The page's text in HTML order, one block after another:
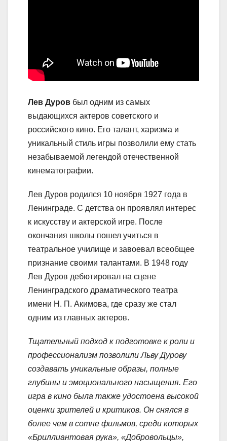
Лев Дуров был одним из самых
выдающихся актеров советского и
российского кино. Его талант, харизма и
уникальный стиль игры позволили ему стать
незабываемой легендой отечественной
кинематографии.
Лев Дуров родился 10 ноября 1927 года в
Ленинграде. С детства он проявлял интерес
к искусству и актерской игре. После
окончания школы пошел учиться в
театральное училище и завоевал всеобщее
признание своими талантами. В 1948 году
Лев Дуров дебютировал на сцене
Ленинградского драматического театра
имени Н. П. Акимова, где сразу же стал
одним из главных актеров.
Тщательный подход к подготовке к роли и
профессионализм позволили Льву Дурову
создавать уникальные образы, полные
глубины и эмоционального насыщения. Его
игра в кино была также удостоена высокой
оценки зрителей и критиков. Он снялся в
более чем в сотне фильмов, среди которых
«Бриллиантовая рука», «Добровольцы»,